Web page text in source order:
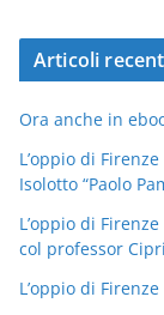
Articoli
Ora anche in
L’oppio di
Isolotto “Paolo
L’oppio di
col professor
L’oppio di